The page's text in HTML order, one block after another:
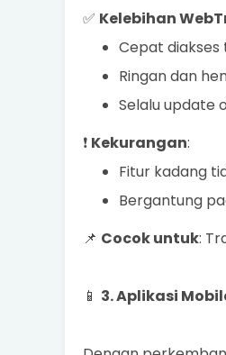
✅ Kelebihan
Cepat diakses
Ringan dan
Selalu update
❗ Kekurangan:
Fitur kadang
Bergantung
📌 Cocok untuk:
📱 3. Aplikasi